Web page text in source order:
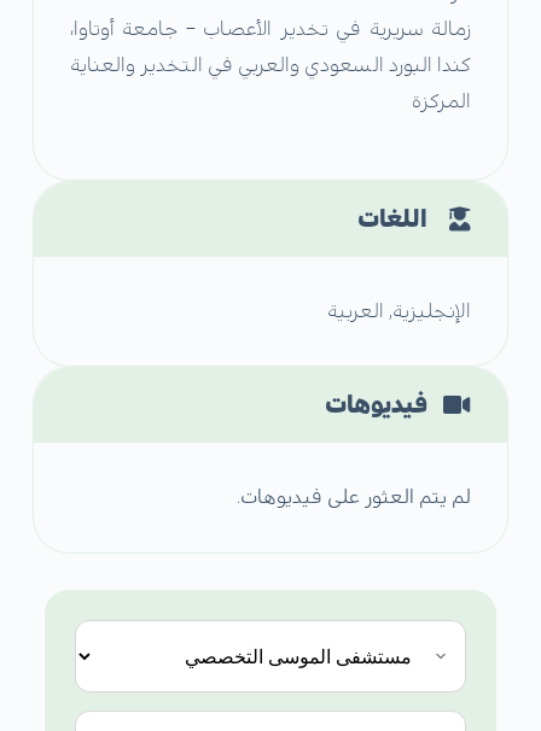
زمالة سريرية في تخدير الأعصاب – جامعة أوتاوا،
كندا البورد السعودي والعربي في التخدير والعناية
المركزة
اللغات
الإنجليزية, العربية
فيديوهات
لم يتم العثور على فيديوهات.